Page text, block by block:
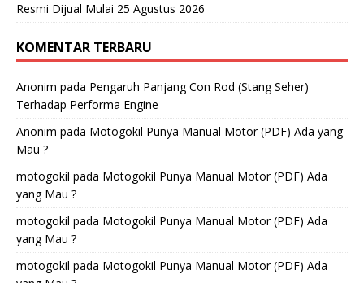
Resmi Dijual Mulai 25 Agustus 2026
KOMENTAR TERBARU
Anonim pada Pengaruh Panjang Con Rod (Stang Seher)
Terhadap Performa Engine
Anonim pada Motogokil Punya Manual Motor (PDF) Ada yang
Mau ?
motogokil pada Motogokil Punya Manual Motor (PDF) Ada
yang Mau ?
motogokil pada Motogokil Punya Manual Motor (PDF) Ada
yang Mau ?
motogokil pada Motogokil Punya Manual Motor (PDF) Ada